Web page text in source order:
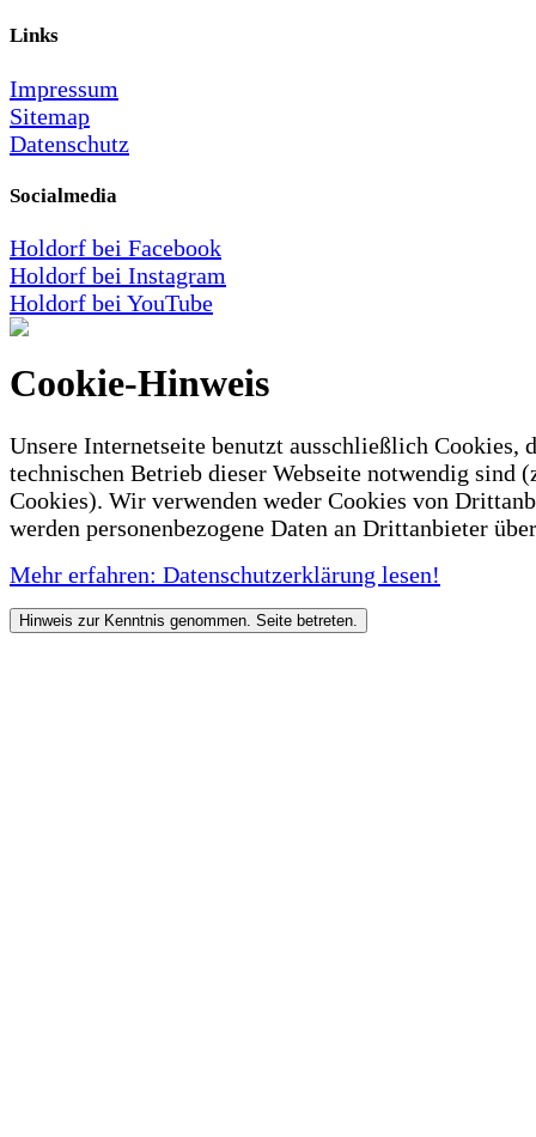
Links
Impressum
Sitemap
Datenschutz
Socialmedia
Holdorf bei Facebook
Holdorf bei Instagram
Holdorf bei YouTube
Cookie-Hinweis
Unsere Internetseite benutzt ausschließlich Cookies,
technischen Betrieb dieser Webseite notwendig sind
Cookies). Wir verwenden weder Cookies von
werden personenbezogene Daten an Drittanbieter
Mehr erfahren: Datenschutzerklärung lesen!
Hinweis zur Kenntnis genommen. Seite betreten.